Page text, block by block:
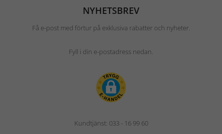
NYHETSBREV
Få e-post med förtur på exklusiva rabatter och nyheter.
Fyll i din e-postadress nedan.
Kundtjänst: 033 - 16 99 60